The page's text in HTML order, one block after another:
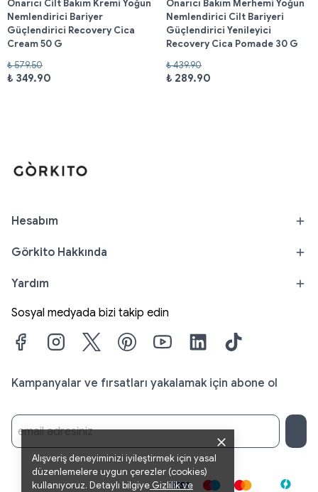
Alışveriş deneyiminizi iyileştirmek için yasal
düzenlemelere uygun çerezler (cookies)
kullanıyoruz. Detaylı bilgiye Gizlilikve
Onarıcı Cilt Bakım Kremi Yoğun
Nemlendirici Bariyer
Güçlendirici Recovery Cica
Cream 50 G
₺ 579.50
₺ 349.90
Onarıcı Bakım Merhemi Yoğun
Nemlendirici Cilt Bariyeri
Güçlendirici Yenileyici
Recovery Cica Pomade 30 G
₺ 439.90
₺ 289.90
Hesabım
Görkito Hakkında
Yardım
Sosyal medyada bizi takip edin
Kampanyalar ve fırsatları yakalamak için abone ol